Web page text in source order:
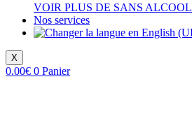
VOIR PLUS DE SANS ALCOOL
Nos services
X
0.00€ 0 Panier